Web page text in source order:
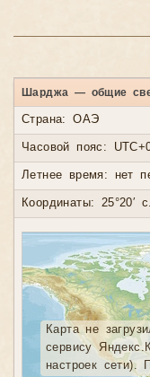
Шарджа — общие
Страна: ОАЭ
Часовой пояс:
Летнее время: нет
Координаты: 25°20′
Карта не
сервису
настроек сети).